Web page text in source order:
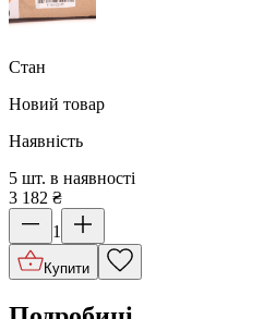
Стан
Новий товар
Наявність
5 шт. в наявності
3 182 ₴
1
Купити